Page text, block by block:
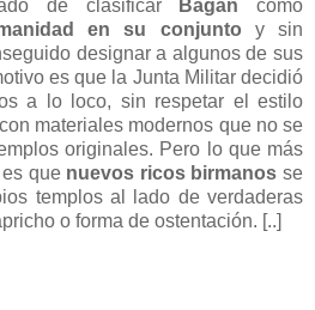
de clasificar Bagán como
en su conjunto y sin
designar a algunos de sus
es que la Junta Militar decidió
a lo loco, sin respetar el estilo
materiales modernos que no se
originales. Pero lo que más
que nuevos ricos birmanos se
templos al lado de verdaderas
o forma de ostentación. [..]